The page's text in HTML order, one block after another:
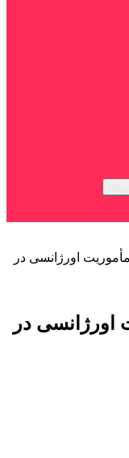
۲۴ هزار مأموریت اورژانسی در
اورژانسی در